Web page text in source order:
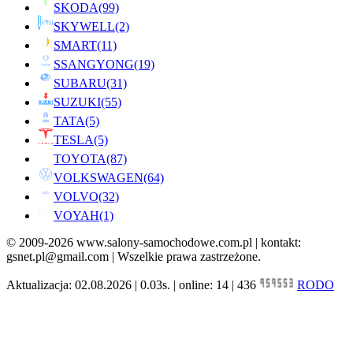
SKODA(99)
SKYWELL(2)
SMART(11)
SSANGYONG(19)
SUBARU(31)
SUZUKI(55)
TATA(5)
TESLA(5)
TOYOTA(87)
VOLKSWAGEN(64)
VOLVO(32)
VOYAH(1)
© 2009-2026 www.salony-samochodowe.com.pl | kontakt:
gsnet.pl@gmail.com | Wszelkie prawa zastrzeżone.
Aktualizacja: 02.08.2026 | 0.03s. | online: 14 | 436 RODO